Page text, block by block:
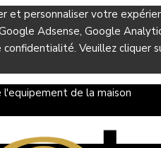
et personnaliser votre
Adsense, Google
confidentialité. Veuillez
de la maison